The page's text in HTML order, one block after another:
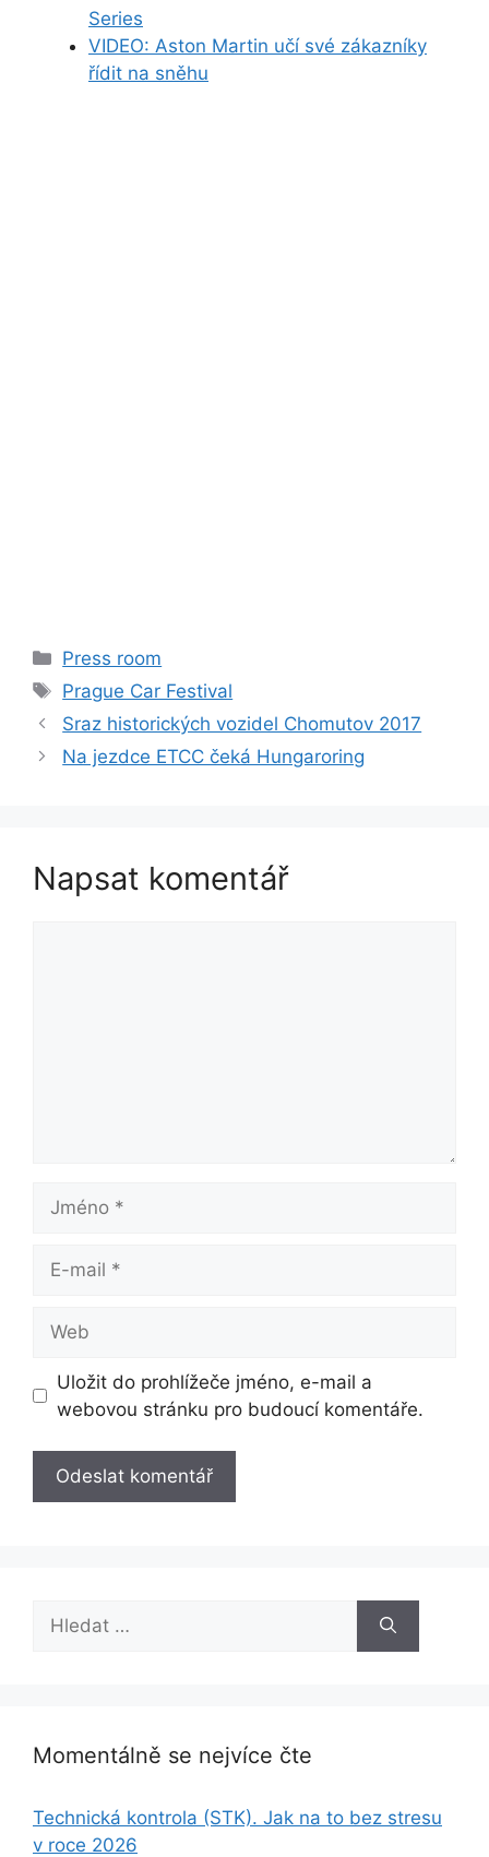
Series
VIDEO: Aston Martin učí své zákazníky
řídit na sněhu
Rubriky
Press room
Štítky
Prague Car Festival
Sraz historických vozidel Chomutov 2017
Na jezdce ETCC čeká Hungaroring
Napsat komentář
Jméno
mail
Uložit do prohlížeče jméno, e-mail a
webovou stránku pro budoucí komentáře.
Hledat:
Momentálně se nejvíce čte
Technická kontrola (STK). Jak na to bez stresu
v roce 2026